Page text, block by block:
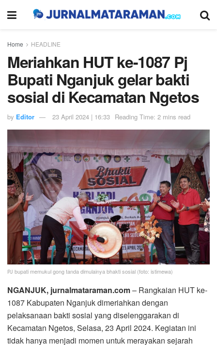
Home HEADLINE
Meriahkan HUT ke-1087 Pj
Bupati Nganjuk gelar bakti
sosial di Kecamatan Ngetos
by Editor 23 April 2024 | 16:33 Reading Time: 2 mins read
PJ bupati memukul gong tanda dimulainya bhakti sosial (foto: istimewa)
NGANJUK, jurnalmataraman.com– Rangkaian HUT ke-
1087 Kabupaten Nganjuk dimeriahkan dengan
pelaksanaan bakti sosial yang diselenggarakan di
Kecamatan Ngetos, Selasa, 23 April 2024. Kegiatan ini
tidak hanya menjadi momen untuk merayakan sejarah